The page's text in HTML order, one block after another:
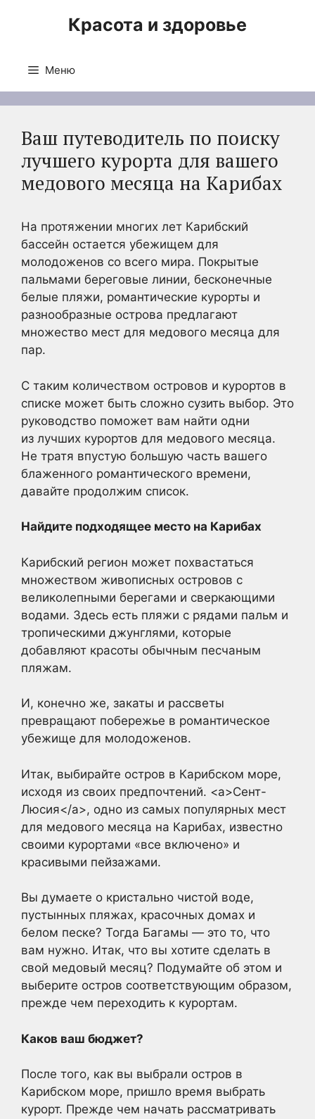
Красота и здоровье
Меню
Ваш путеводитель по поиску
лучшего курорта для вашего
медового месяца на Карибах
На протяжении многих лет Карибский
бассейн остается убежищем для
молодоженов со всего мира. Покрытые
пальмами береговые линии, бесконечные
белые пляжи, романтические курорты и
разнообразные острова предлагают
множество мест для медового месяца для
пар.
С таким количеством островов и курортов в
списке может быть сложно сузить выбор. Это
руководство поможет вам найти одни
из лучших курортов для медового месяца.
Не тратя впустую большую часть вашего
блаженного романтического времени,
давайте продолжим список.
Найдите подходящее место на Карибах
Карибский регион может похвастаться
множеством живописных островов с
великолепными берегами и сверкающими
водами. Здесь есть пляжи с рядами пальм и
тропическими джунглями, которые
добавляют красоты обычным песчаным
пляжам.
И, конечно же, закаты и рассветы
превращают побережье в романтическое
убежище для молодоженов.
Итак, выбирайте остров в Карибском море,
исходя из своих предпочтений. <a>Сент-
Люсия</a>, одно из самых популярных мест
для медового месяца на Карибах, известно
своими курортами «все включено» и
красивыми пейзажами.
Вы думаете о кристально чистой воде,
пустынных пляжах, красочных домах и
белом песке? Тогда Багамы — это то, что
вам нужно. Итак, что вы хотите сделать в
свой медовый месяц? Подумайте об этом и
выберите остров соответствующим образом,
прежде чем переходить к курортам.
Каков ваш бюджет?
После того, как вы выбрали остров в
Карибском море, пришло время выбрать
курорт. Прежде чем начать рассматривать